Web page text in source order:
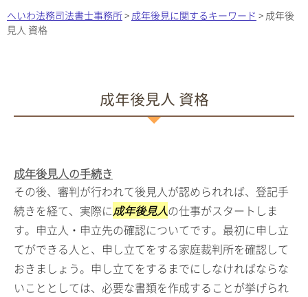
へいわ法務司法書士事務所> 成年後見に関するキーワード > 成年後
見人 資格
成年後見人 資格
成年後見人の手続き
その後、審判が行われて後見人が認められれば、登記手
続きを経て、実際に成年後見人の仕事がスタートしま
す。申立人・申立先の確認についてです。最初に申し立
てができる人と、申し立てをする家庭裁判所を確認して
おきましょう。申し立てをするまでにしなければならな
いこととしては、必要な書類を作成することが挙げられ